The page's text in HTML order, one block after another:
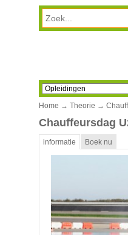
Home → Theorie →
Chauffeursdag
informatie Boek nu